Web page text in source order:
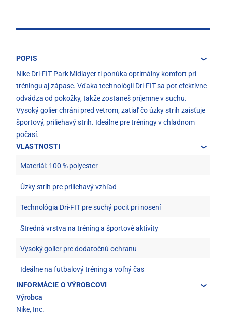
POPIS
Nike Dri-FIT Park Midlayer ti ponúka optimálny komfort pri
tréningu aj zápase. Vďaka technológii Dri-FIT sa pot efektívne
odvádza od pokožky, takže zostaneš príjemne v suchu.
Vysoký golier chráni pred vetrom, zatiaľ čo úzky strih zaisťuje
športový, priliehavý strih. Ideálne pre tréningy v chladnom
počasí.
VLASTNOSTI
Materiál: 100 % polyester
Úzky strih pre priliehavý vzhľad
Technológia Dri-FIT pre suchý pocit pri nosení
Stredná vrstva na tréning a športové aktivity
Vysoký golier pre dodatočnú ochranu
Ideálne na futbalový tréning a voľný čas
INFORMÁCIE O VÝROBCOVI
Výrobca
Nike, Inc.